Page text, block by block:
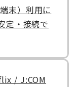
末）利用に
定・接続で
/ J:COM